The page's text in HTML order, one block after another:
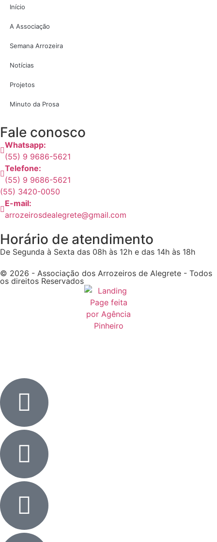
Início
A Associação
Semana Arrozeira
Notícias
Projetos
Minuto da Prosa
Fale conosco
Whatsapp:
(55) 9 9686-5621
Telefone:
(55) 9 9686-5621
(55) 3420-0050
E-mail:
arrozeirosdealegrete@gmail.com
Horário de atendimento
De Segunda à Sexta das 08h às 12h e das 14h às 18h
© 2026 - Associação dos Arrozeiros de Alegrete - Todos
os direitos Reservados